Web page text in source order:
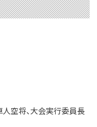
人空将、大会実行委員長